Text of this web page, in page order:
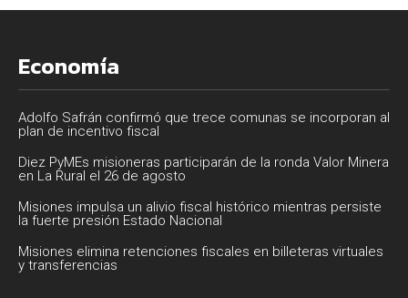
Economía
Adolfo Safrán confirmó que trece comunas se incorporan al
plan de incentivo fiscal
Diez PyMEs misioneras participarán de la ronda Valor Minera
en La Rural el 26 de agosto
Misiones impulsa un alivio fiscal histórico mientras persiste
la fuerte presión Estado Nacional
Misiones elimina retenciones fiscales en billeteras virtuales
y transferencias